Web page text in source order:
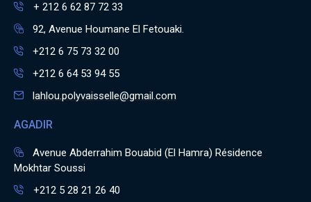
+ 212 6 62 87 72 33
92, Avenue Houmane El Fetouaki.
+212 6 75 73 32 00
+212 6 64 53 94 55
lahlou.polyvaisselle@gmail.com
AGADIR
Avenue Abderrahim Bouabid (El Hamra) Résidence
Mokhtar Soussi
+212 5 28 21 26 40